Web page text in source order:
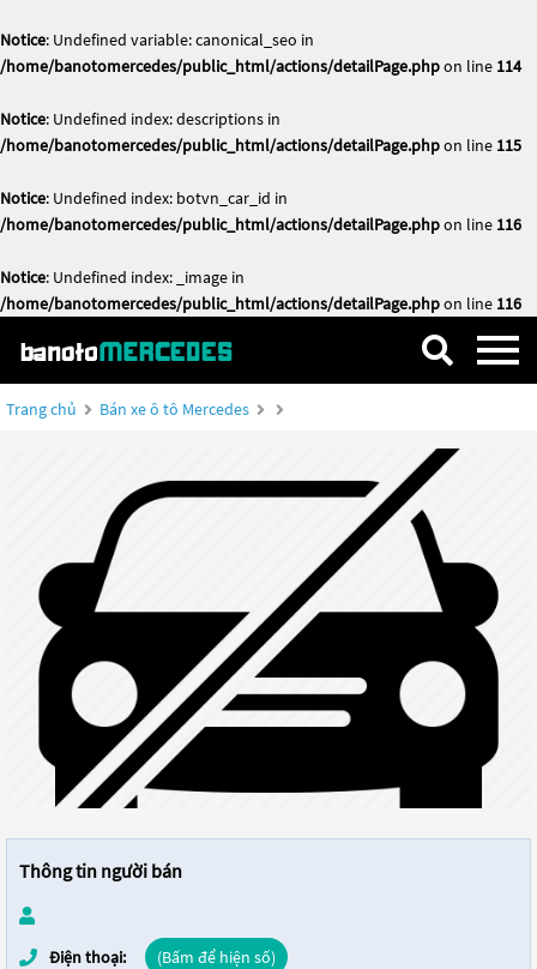
Notice: Undefined variable: canonical_seo in
/home/banotomercedes/public_html/actions/detailPage.phpon line 114
Notice: Undefined index: descriptions in
/home/banotomercedes/public_html/actions/detailPage.phpon line 115
Notice: Undefined index: botvn_car_id in
/home/banotomercedes/public_html/actions/detailPage.phpon line 116
Notice: Undefined index: _image in
/home/banotomercedes/public_html/actions/detailPage.phpon line 116
Trang chủ Bán xe ô tô Mercedes
Thông tin người bán
Điện thoại: (Bấm để hiện số)